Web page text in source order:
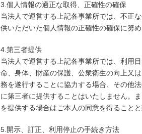
3.個人情報の適正な取得、正確性の確保
当法人で運営する上記各事業所では、不正
供いただいた個人情報の正確性の確保に努め
4.第三者提供
当法人で運営する上記各事業所では、利用
命、身体、財産の保護、公衆衛生の向上又
務を遂行することに協力する場合、その他
に第三者に提供することはいたしません。
を提供する場合はご本人の同意を得ることと
5.開示、訂正、利用停止の手続き方法